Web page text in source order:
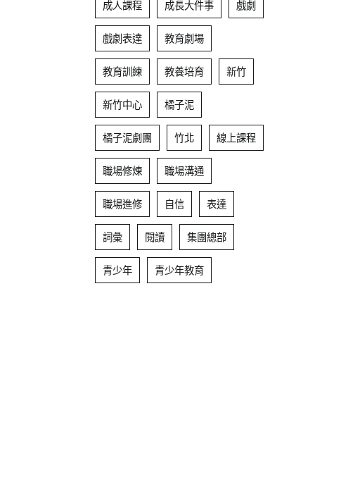
成人課程 成長大件事 戲劇
戲劇表達 教育劇場
教育訓練 教養培育 新竹
新竹中心 橘子泥
橘子泥劇團 竹北 線上課程
職場修煉 職場溝通
職場進修 自信 表達
詞彙 閱讀 集團總部
青少年 青少年教育